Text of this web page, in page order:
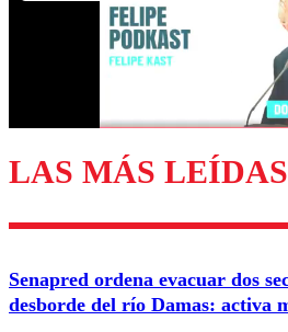
LAS MÁS LEÍDAS
Senapred ordena evacuar dos
desborde del río Damas: activa